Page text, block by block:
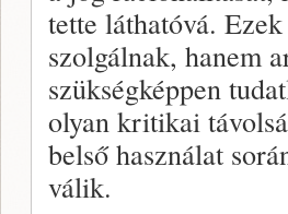
tette láthatóvá.
szolgálnak, hanem
szükségképpen
olyan kritikai
belső használat
válik.